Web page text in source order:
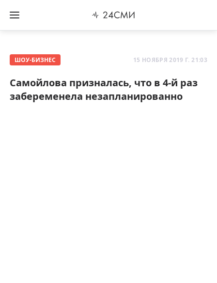
ШОУ-БИЗНЕС 15 НОЯБРЯ 2019 Г. 21:03
Самойлова призналась, что в 4-й раз
забеременела незапланированно